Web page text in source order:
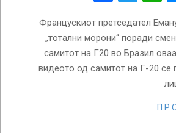
Францускиот претседател
„тотални морони“ поради
самитот на Г20 во Бразил
видеото од самитот на Г-20 се